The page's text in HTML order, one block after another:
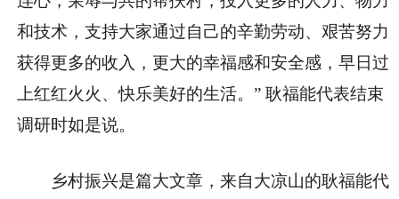
和技术，支持大家通过自己的辛勤劳动、艰苦努力
获得更多的收入，更大的幸福感和安全感，早日过
上红红火火、快乐美好的生活。” 耿福能代表结束
调研时如是说。
乡村振兴是篇大文章，来自大凉山的耿福能代